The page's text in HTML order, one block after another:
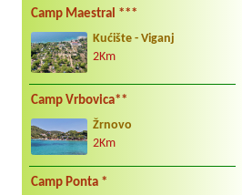
Camp Maestral ***
Kućište - Viganj
2Km
Camp Vrbovica**
Žrnovo
2Km
Camp Ponta *